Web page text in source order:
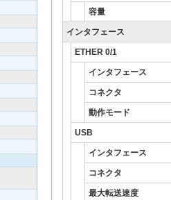
容量
インタフェース
ETHER 0/1
インタフェース
コネクタ
動作モード
USB
インタフェース
コネクタ
最大転送速度